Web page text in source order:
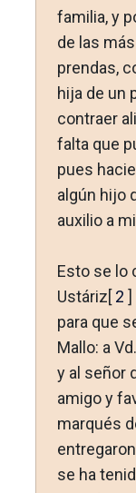
familia, y
de las
prendas,
hija de un
contraer
falta que
pues
algún hijo
auxilio a
Esto se lo
Ustáriz[ 2 ]
para que
Mallo: a
y al señor
amigo y
marqués
se ha